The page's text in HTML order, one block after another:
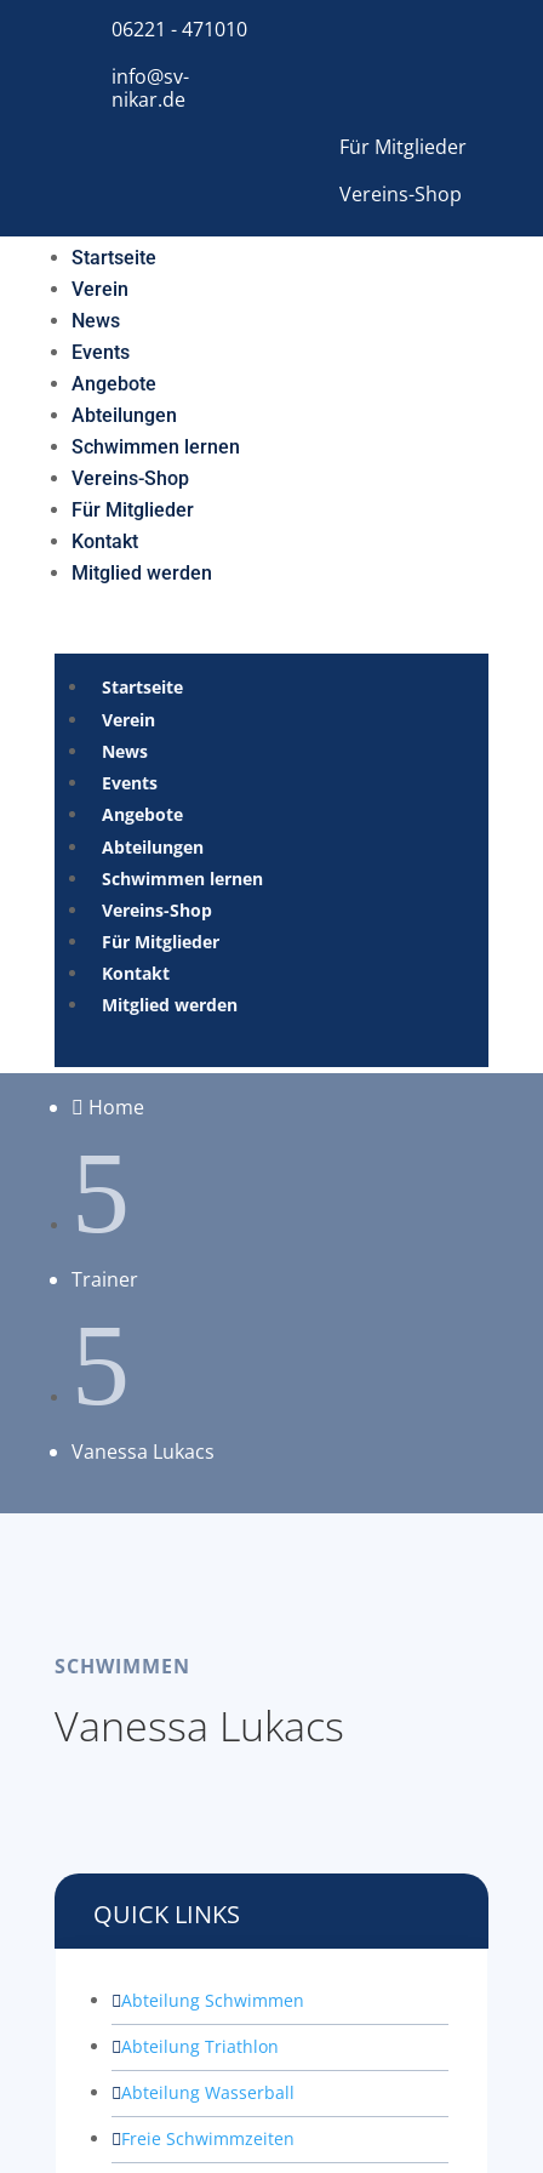
06221 - 471010
info@sv-
nikar.de
Für Mitglieder
Vereins-Shop
Startseite
Verein
News
Events
Angebote
Abteilungen
Schwimmen lernen
Vereins-Shop
Für Mitglieder
Kontakt
Mitglied werden
Startseite
Verein
News
Events
Angebote
Abteilungen
Schwimmen lernen
Vereins-Shop
Für Mitglieder
Kontakt
Mitglied werden
 Home
5
Trainer
5
Vanessa Lukacs
SCHWIMMEN
Vanessa Lukacs
QUICK LINKS
Abteilung Schwimmen
Abteilung Triathlon
Abteilung Wasserball
Freie Schwimmzeiten